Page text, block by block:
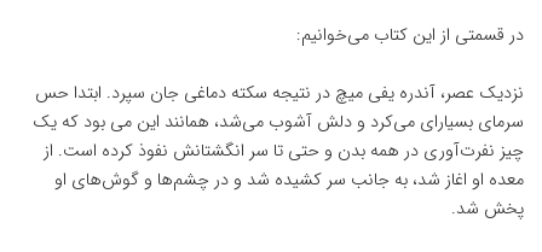
در قسمتی از این کتاب می‌خوانیم:
نزدیک عصر، آندره یفی میچ در نتیجه سکته دماغی جان سپرد. ابتدا حس
سرمای بسیار‌ای می‌کرد و دلش آشوب می‌شد، همانند این می بود که یک
چیز نفرت‌آوری در همه بدن و حتی تا سر انگشتانش نفوذ کرده است. از
معده او اغاز شد، به جانب سر کشیده شد و در چشم‌ها و گوش‌های او
پخش شد.